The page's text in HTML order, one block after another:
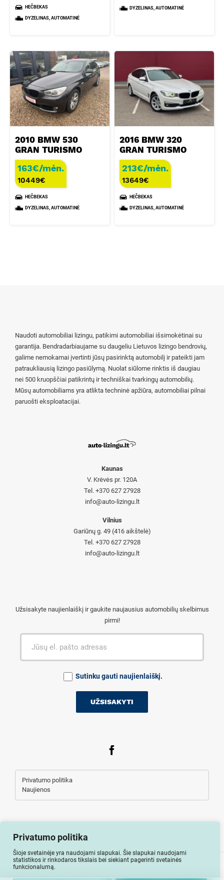
Privatumo politika
Šioje svetainėje yra naudojami slapukai. Šie slapukai naudojami
statistikos ir rinkodaros tikslais bei siekiant pagerinti svetainės
funkcionalumą.
HEČBEKAS
DYZELINAS, AUTOMATINĖ
DYZELINAS, AUTOMATINĖ
2010 BMW 530
GRAN TURISMO
163€/mėn.
10449€
HEČBEKAS
DYZELINAS, AUTOMATINĖ
2016 BMW 320
GRAN TURISMO
213€/mėn.
13649€
HEČBEKAS
DYZELINAS, AUTOMATINĖ
Naudoti automobiliai lizingu, patikimi automobiliai išsimokėtinai su
garantija. Bendradarbiaujame su daugeliu Lietuvos lizingo bendrovių,
galime nemokamai įvertinti jūsų pasirinktą automobilį ir pateikti jam
patraukliausią lizingo pasiūlymą. Nuolat siūlome rinktis iš daugiau
nei 500 kruopščiai patikrintų ir techniškai tvarkingų automobilių.
Mūsų automobiliams yra atlikta techninė apžiūra, automobiliai pilnai
paruošti eksploatacijai.
Kaunas
V. Krėvės pr. 120A
Tel. +370 627 27928
info@auto-lizingu.lt
Vilnius
Gariūnų g. 49 (416 aikštelė)
Tel. +370 627 27928
info@auto-lizingu.lt
Užsisakyte naujienlaiškį ir gaukite naujausius automobilių skelbimus
pirmi!
Sutinku gauti naujienlaiškį.
Privatumo politika
Naujienos
Visos teisės saugomos © Auto-lizingu.lt 2026